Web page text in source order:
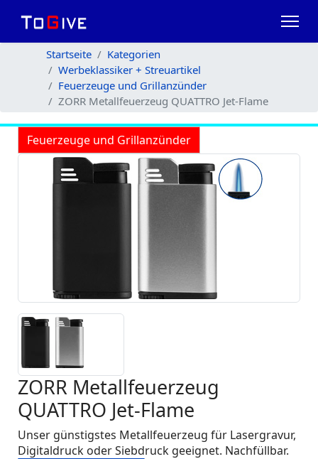
Startseite
Kategorien
Werbeklassiker + Streuartikel
Feuerzeuge und Grillanzünder
ZORR Metallfeuerzeug QUATTRO Jet-Flame
Feuerzeuge und Grillanzünder
ZORR Metallfeuerzeug
QUATTRO Jet-Flame
Unser günstigstes Metallfeuerzeug für Lasergravur,
Digitaldruck oder Siebdruck geeignet. Nachfüllbar.